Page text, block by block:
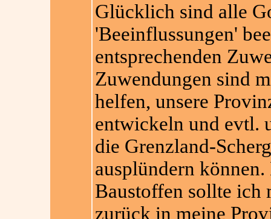
Glücklich sind alle
'Beeinflussungen'
entsprechenden
Zuwendungen sind
helfen, unsere
entwickeln und evtl.
die Grenzland-
ausplündern
Baustoffen sollte ich
zurück in meine